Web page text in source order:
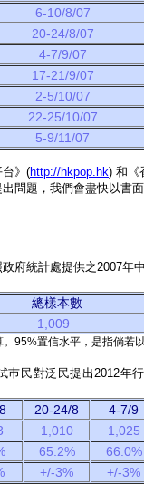
6-10/8/07
20-24/8/07
4-7/9/07
17-21/9/07
2-5/10/07
22-25/10/07
5-9/11/07
台》(http://hkpop.hk) 和《
問題，我們會盡快以書
府統計處提供之2007
總樣本數
1,009
95%置信水平，是指倘
巿民對泛民提出2012
20-24/8
4-7/9
1,010
1,025
65.2%
66.0%
+/-3%
+/-3%